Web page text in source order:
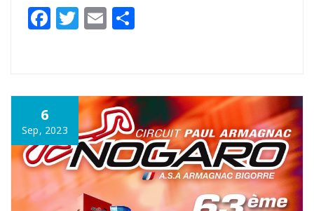
Facebook
Twitter
Email
6
Sep, 2023